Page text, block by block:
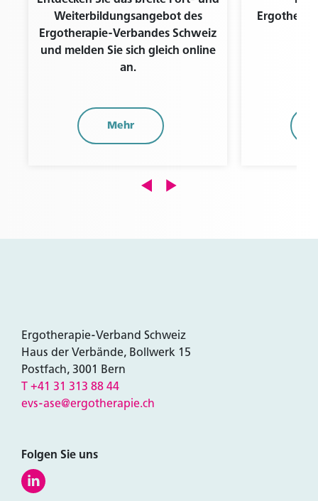
Weiterbildungsangebot des
Ergotherapie-Verbandes Schweiz
und melden Sie sich gleich online
an.
Mehr
Ergotherapie-Verband Schweiz
Haus der Verbände, Bollwerk 15
Postfach, 3001 Bern
T +41 31 313 88 44
evs-ase@ergotherapie.ch
Folgen Sie uns